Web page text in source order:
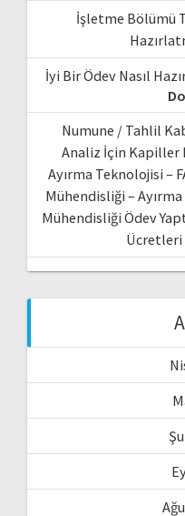
İşletme Bölümü
İyi Bir Ödev Nasıl
Numune / Tahlil
Analiz İçin Kapiller
Ayırma Teknolojisi –
Mühendisliği –
Mühendisliği Ödev
Ücretleri